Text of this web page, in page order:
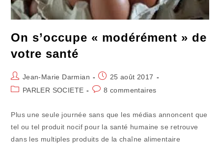
On s’occupe « modérément » de
votre santé
Auteur/autrice
de
Jean-Marie Darmian
Publication
publiée :
25 août 2017
PostPARLER SOCIETE
Commentaires
publication :
8 commentaires
Plus une seule journée sans que les médias annoncent que
tel ou tel produit nocif pour la santé humaine se retrouve
dans les multiples produits de la chaîne alimentaire